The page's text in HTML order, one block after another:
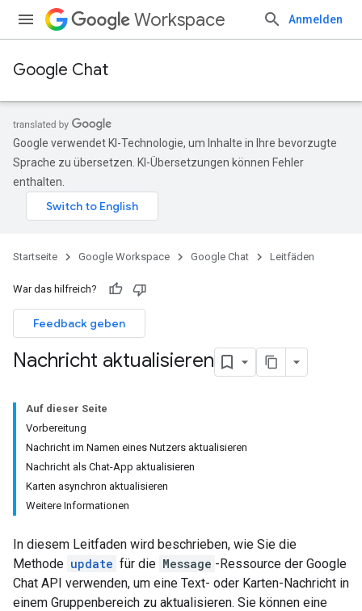
Workspace Anmelden
Google Chat
Google verwendet KI-Technologie, um Inhalte in Ihre bevorzugte
Sprache zu übersetzen. KI-Übersetzungen können Fehler
enthalten.
Startseite Google Workspace Google Chat Leitfäden
War das hilfreich?
Feedback geben
Nachricht aktualisieren
Auf dieser Seite
Vorbereitung
Nachricht im Namen eines Nutzers aktualisieren
Nachricht als Chat-App aktualisieren
Karten asynchron aktualisieren
Weitere Informationen
In diesem Leitfaden wird beschrieben, wie Sie die
Methode update für die Message -Ressource der Google
Chat API verwenden, um eine Text- oder Karten-Nachricht in
einem Gruppenbereich zu aktualisieren. Sie können eine